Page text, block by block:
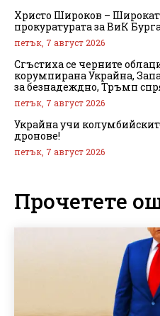
Христо Широков –
прокуратурата за ВиК
петък, 7 август 2026
Сгъстиха се черните
корумпирана Украйна,
за безнадеждно, Тръмп
петък, 7 август 2026
Украйна учи
дронове!
петък, 7 август 2026
Прочетете